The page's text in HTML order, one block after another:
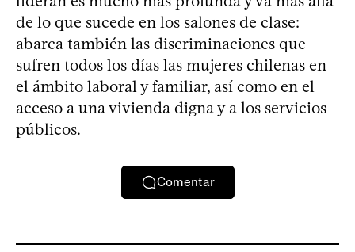
de lo que sucede en los salones de clase:
abarca también las discriminaciones que
sufren todos los días las mujeres chilenas en
el ámbito laboral y familiar, así como en el
acceso a una vivienda digna y a los servicios
públicos.
Comentar